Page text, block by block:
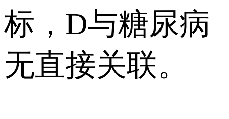
标，D与糖尿病
无直接关联。